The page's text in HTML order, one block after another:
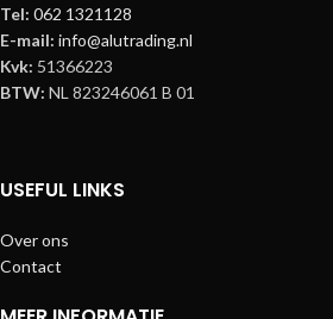
Tel: 062 1321128
E-mail: info@alutrading.nl
Kvk: 51366223
BTW: NL 823246061 B 01
USEFUL LINKS
Over ons
Contact